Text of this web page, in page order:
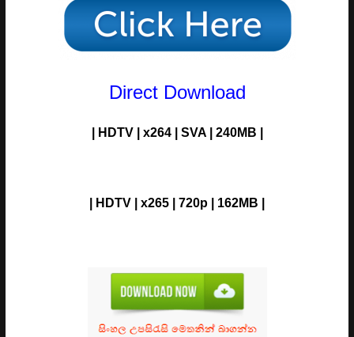
Direct Download
| HDTV | x264 | SVA | 240MB |
| HDTV | x265 | 720p | 162MB |